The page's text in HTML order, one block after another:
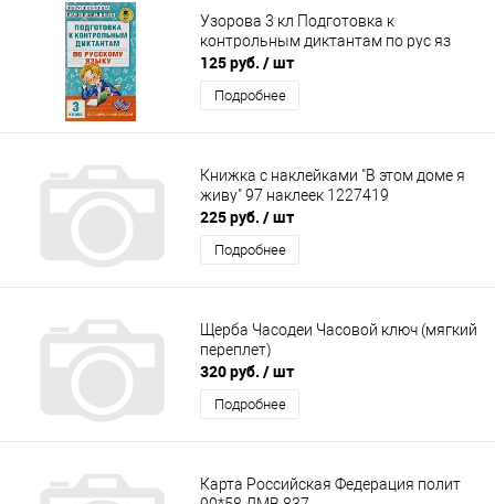
Узорова 3 кл Подготовка к
контрольным диктантам по рус яз
125 руб. / шт
Подробнее
Книжка с наклейками "В этом доме я
живу" 97 наклеек 1227419
225 руб. / шт
Подробнее
Щерба Часодеи Часовой ключ (мягкий
переплет)
320 руб. / шт
Подробнее
Карта Российская Федерация полит